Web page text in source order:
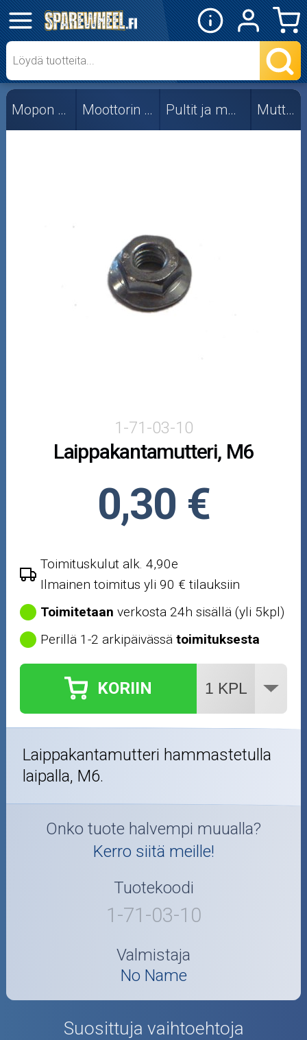
✕
Mopon osat
Skootterin osat
Crossipyörän osat
Puutarha ja metsä
Öljyt ja kemikaalit
Outlet-tuotteet
Mopon osat Moottorin osat Pultit ja mutterit Mutterit
1-71-03-10
Laippakantamutteri, M6
0,30 €
Toimituskulut alk. 4,90e
Ilmainen toimitus yli 90 € tilauksiin
Toimitetaan verkosta 24h sisällä (yli 5kpl)
Perillä 1-2 arkipäivässätoimituksesta
KORIIN
Laippakantamutteri hammastetulla
laipalla, M6.
Onko tuote halvempi muualla?
Kerro siitä meille!
Tuotekoodi
1-71-03-10
Valmistaja
No Name
Suosittuja vaihtoehtoja